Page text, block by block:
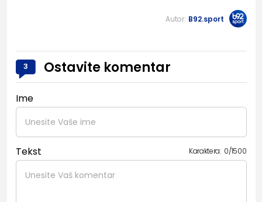
Autor: B92.sport
3 Ostavite komentar
Ime
Tekst Karaktera: 0/1500